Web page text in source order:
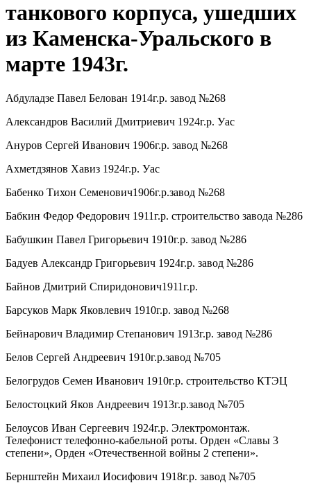
танкового корпуса, ушедших
из Каменска-Уральского в
марте 1943г.
Абдуладзе Павел Белован 1914г.р. завод №268
Александров Василий Дмитриевич 1924г.р. Уас
Ануров Сергей Иванович 1906г.р. завод №268
Ахметдзянов Хавиз 1924г.р. Уас
Бабенко Тихон Семенович1906г.р.завод №268
Бабкин Федор Федорович 1911г.р. строительство завода №286
Бабушкин Павел Григорьевич 1910г.р. завод №286
Бадуев Александр Григорьевич 1924г.р. завод №286
Байнов Дмитрий Спиридонович1911г.р.
Барсуков Марк Яковлевич 1910г.р. завод №268
Бейнарович Владимир Степанович 1913г.р. завод №286
Белов Сергей Андреевич 1910г.р.завод №705
Белогрудов Семен Иванович 1910г.р. строительство КТЭЦ
Белостоцкий Яков Андреевич 1913г.р.завод №705
Белоусов Иван Сергеевич 1924г.р. Электромонтаж.
Телефонист телефонно-кабельной роты. Орден «Славы 3
степени», Орден «Отечественной войны 2 степени».
Бернштейн Михаил Иосифович 1918г.р. завод №705